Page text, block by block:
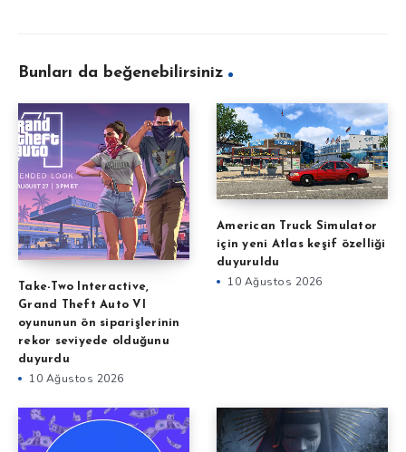
Bunları da beğenebilirsiniz
Take-Two Interactive,
Grand Theft Auto VI
oyununun ön siparişlerinin
rekor seviyede olduğunu
duyurdu
10 Ağustos 2026
American Truck Simulator
için yeni Atlas keşif özelliği
duyuruldu
10 Ağustos 2026